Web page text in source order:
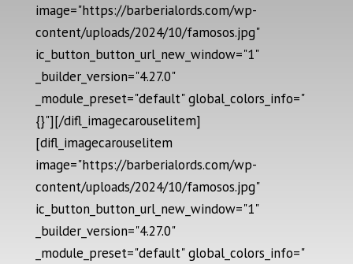
image="https://barberialords.com/wp-
content/uploads/2024/10/famosos.jpg"
ic_button_button_url_new_window="1"
_builder_version="4.27.0"
_module_preset="default" global_colors_info="
{}"][/difl_imagecarouselitem]
[difl_imagecarouselitem
image="https://barberialords.com/wp-
content/uploads/2024/10/famosos.jpg"
ic_button_button_url_new_window="1"
_builder_version="4.27.0"
_module_preset="default" global_colors_info="